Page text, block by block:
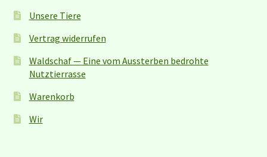
Unsere Tiere
Vertrag widerrufen
Waldschaf — Eine vom Aussterben bedrohte
Nutztierrasse
Warenkorb
Wir